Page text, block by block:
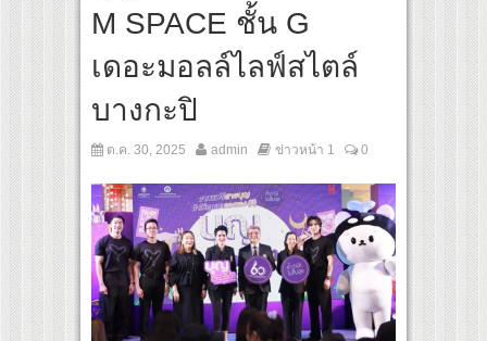
M SPACE ชั้น G
เดอะมอลล์ไลฟ์สไตล์
บางกะปิ
ต.ค. 30, 2025 admin ข่าวหน้า 1 0